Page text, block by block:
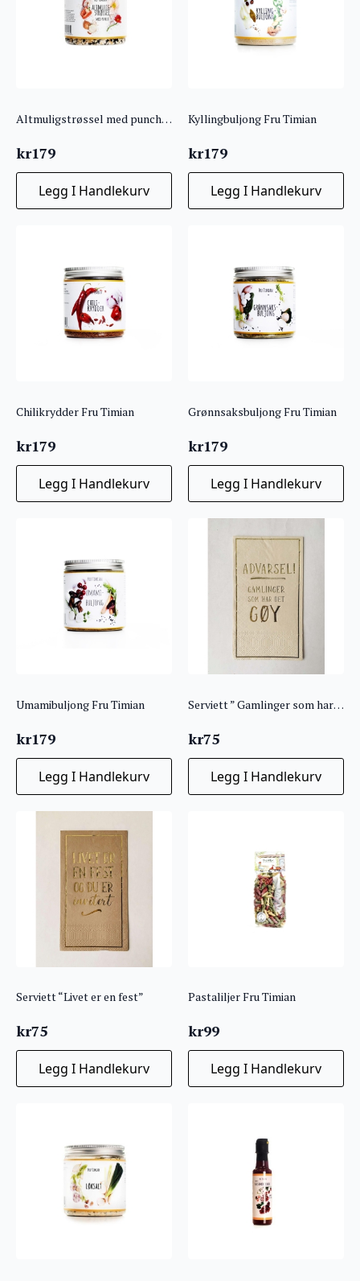
Altmuligstrøssel med punch Fru timian
kr179
Legg I Handlekurv
Kyllingbuljong Fru Timian
kr179
Legg I Handlekurv
Chilikrydder Fru Timian
kr179
Legg I Handlekurv
Grønnsaksbuljong Fru Timian
kr179
Legg I Handlekurv
Umamibuljong Fru Timian
kr179
Legg I Handlekurv
Serviett ” Gamlinger som har det gøy”
kr75
Legg I Handlekurv
Serviett “Livet er en fest”
kr75
Legg I Handlekurv
Pastaliljer Fru Timian
kr99
Legg I Handlekurv